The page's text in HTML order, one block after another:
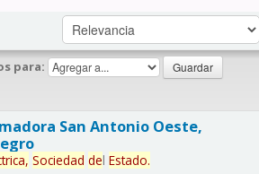
para:
San Antonio Oeste,
Sociedad del Estado.